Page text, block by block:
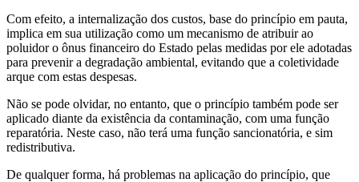
Com efeito, a internalização dos custos, base do princípio em pauta,
implica em sua utilização como um mecanismo de atribuir ao
poluidor o ônus financeiro do Estado pelas medidas por ele adotadas
para prevenir a degradação ambiental, evitando que a coletividade
arque com estas despesas.
Não se pode olvidar, no entanto, que o princípio também pode ser
aplicado diante da existência da contaminação, com uma função
reparatória. Neste caso, não terá uma função sancionatória, e sim
redistributiva.
De qualquer forma, há problemas na aplicação do princípio, que